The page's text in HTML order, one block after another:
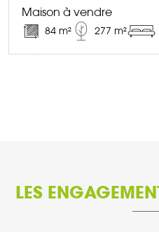
Maison à vendre
84 m² 277 m²
LES